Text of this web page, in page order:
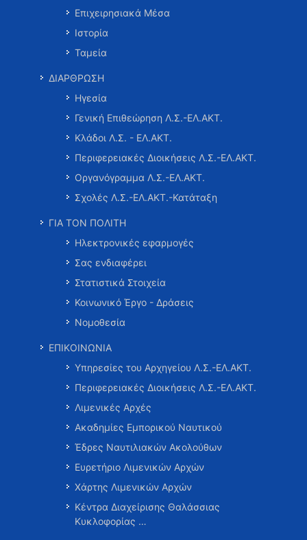
Επιχειρησιακά Μέσα
Ιστορία
Ταμεία
ΔΙΑΡΘΡΩΣΗ
Ηγεσία
Γενική Επιθεώρηση Λ.Σ.-ΕΛ.ΑΚΤ.
Κλάδοι Λ.Σ. - ΕΛ.ΑΚΤ.
Περιφερειακές Διοικήσεις Λ.Σ.-ΕΛ.ΑΚΤ.
Οργανόγραμμα Λ.Σ.-ΕΛ.ΑΚΤ.
Σχολές Λ.Σ.-ΕΛ.ΑΚΤ.-Κατάταξη
ΓΙΑ ΤΟΝ ΠΟΛΙΤΗ
Ηλεκτρονικές εφαρμογές
Σας ενδιαφέρει
Στατιστικά Στοιχεία
Κοινωνικό Έργο - Δράσεις
Νομοθεσία
ΕΠΙΚΟΙΝΩΝΙΑ
Υπηρεσίες του Αρχηγείου Λ.Σ.-ΕΛ.ΑΚΤ.
Περιφερειακές Διοικήσεις Λ.Σ.-ΕΛ.ΑΚΤ.
Λιμενικές Αρχές
Ακαδημίες Εμπορικού Ναυτικού
Έδρες Ναυτιλιακών Ακολούθων
Ευρετήριο Λιμενικών Αρχών
Χάρτης Λιμενικών Αρχών
Κέντρα Διαχείρισης Θαλάσσιας
Κυκλοφορίας …